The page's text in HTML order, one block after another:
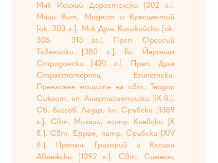
Мчк Исихий Доростолски [302 г.].
Мчци Вит, Модест и Кресцентий
[ок. 303 г.]. Мчк Дула Киликийски [ок.
305 – 313 гг.]. Преп. Орсисий
Тавениски [380 г.]. Бл. Йероним
Стридонски [420 г.]. Преп. Дула
Страстотерпец Египетски.
Пренасяне мощите на свт. Теодор
Сикеот, еп. Анастасиополски [IX в.].
Св. благов. Лазар, кн. Сръбски [1389
г.]. Свт. Михаил, митр. Киевски [X
в.]. Свт. Ефрем, патр. Сръбски [XIV
в.]. Препмч. Григорий и Касиан
Авнежски [1392 г.]. Свт. Симеон,